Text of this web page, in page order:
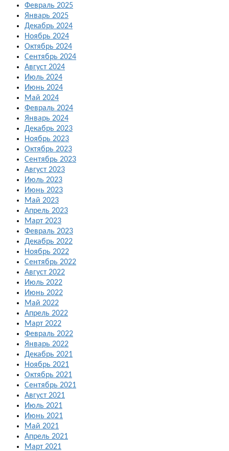
Февраль 2025
Январь 2025
Декабрь 2024
Ноябрь 2024
Октябрь 2024
Сентябрь 2024
Август 2024
Июль 2024
Июнь 2024
Май 2024
Февраль 2024
Январь 2024
Декабрь 2023
Ноябрь 2023
Октябрь 2023
Сентябрь 2023
Август 2023
Июль 2023
Июнь 2023
Май 2023
Апрель 2023
Март 2023
Февраль 2023
Декабрь 2022
Ноябрь 2022
Сентябрь 2022
Август 2022
Июль 2022
Июнь 2022
Май 2022
Апрель 2022
Март 2022
Февраль 2022
Январь 2022
Декабрь 2021
Ноябрь 2021
Октябрь 2021
Сентябрь 2021
Август 2021
Июль 2021
Июнь 2021
Май 2021
Апрель 2021
Март 2021